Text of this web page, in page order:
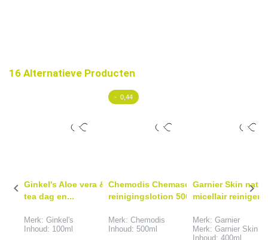
16 Alternatieve Producten
Ginkel's Aloe vera & green
tea dag en...
Merk: Ginkel's
Inhoud: 100ml
Chemodis Chemasept
reinigingslotion 500ml
Merk: Chemodis
Inhoud: 500ml
- 0,44
Garnier Skin
micellair
Merk: Garnier
Merk: Garnier Skin
Inhoud: 400ml
 